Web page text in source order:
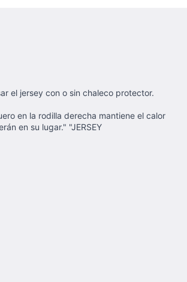
el jersey con o sin chaleco protector.
en la rodilla derecha mantiene el calor
en su lugar." "JERSEY